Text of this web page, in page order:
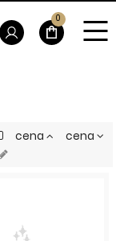
cena
cena
0